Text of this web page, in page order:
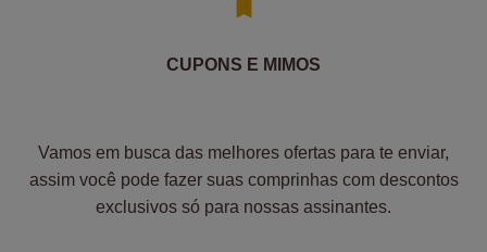
CUPONS E MIMOS
Vamos em busca das melhores ofertas para te enviar,
assim você pode fazer suas comprinhas com descontos
exclusivos só para nossas assinantes.